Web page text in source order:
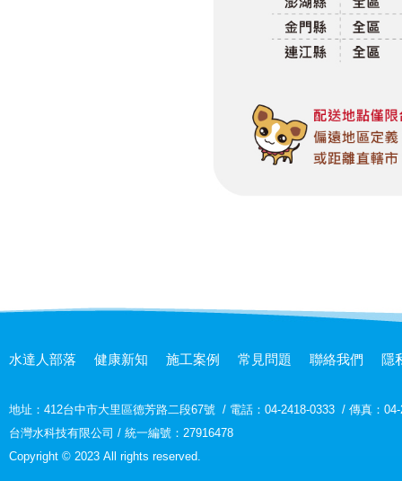
水達人部落 健康新知 施工案例 常見問題 聯絡我們 隱
地址： 412台中市大里區德芳路二段67號 / 電話：04-2418-0333 / 傳真：
台灣水科技有限公司 / 統一編號：27916478
Copyright © 2023 All rights reserved.